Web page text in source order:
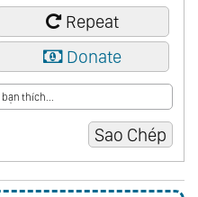
Repeat
Donate